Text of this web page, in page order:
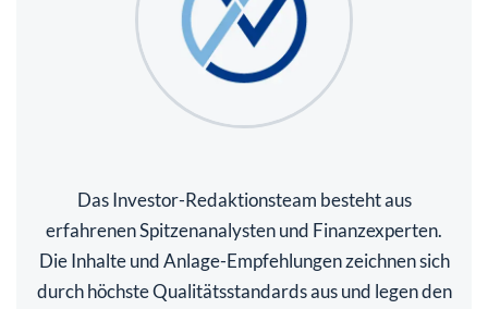
Das Investor-Redaktionsteam besteht aus
erfahrenen Spitzenanalysten und Finanzexperten.
Die Inhalte und Anlage-Empfehlungen zeichnen sich
durch höchste Qualitätsstandards aus und legen den